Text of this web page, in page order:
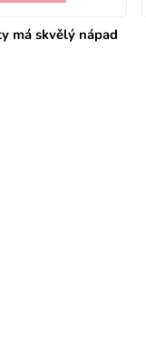
má skvělý nápad